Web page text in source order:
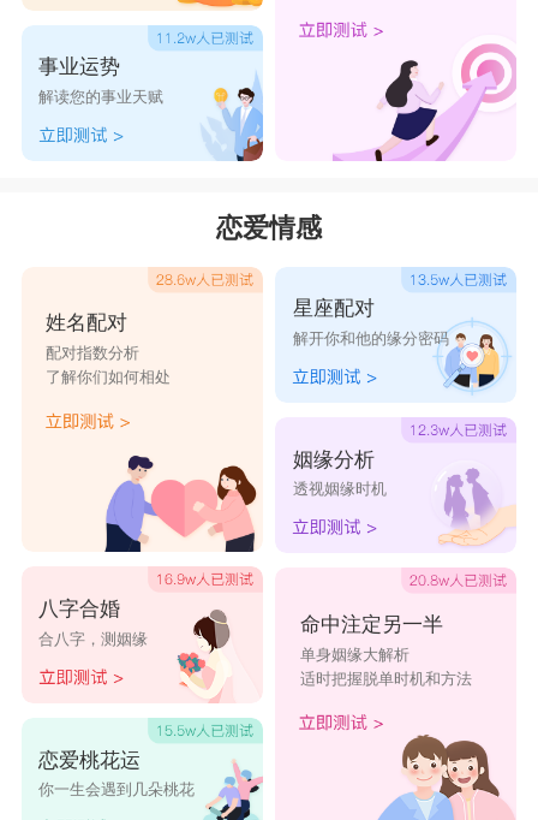
事业运势
解读您的事业天赋
恋爱情感
姓名配对
配对指数分析
了解你们如何相处
八字合婚
合八字，测姻缘
恋爱桃花运
你一生会遇到几朵桃花
星座配对
解开你和他的缘分密码
姻缘分析
透视姻缘时机
命中注定另一半
单身姻缘大解析
适时把握脱单时机和方法